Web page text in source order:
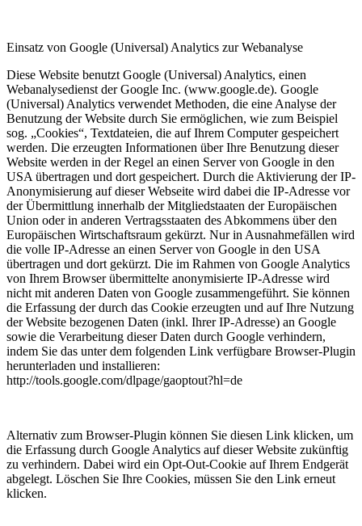
Einsatz von Google (Universal) Analytics zur Webanalyse
Diese Website benutzt Google (Universal) Analytics, einen
Webanalysedienst der Google Inc. (www.google.de). Google
(Universal) Analytics verwendet Methoden, die eine Analyse der
Benutzung der Website durch Sie ermöglichen, wie zum Beispiel
sog. „Cookies“, Textdateien, die auf Ihrem Computer gespeichert
werden. Die erzeugten Informationen über Ihre Benutzung dieser
Website werden in der Regel an einen Server von Google in den
USA übertragen und dort gespeichert. Durch die Aktivierung der IP-
Anonymisierung auf dieser Webseite wird dabei die IP-Adresse vor
der Übermittlung innerhalb der Mitgliedstaaten der Europäischen
Union oder in anderen Vertragsstaaten des Abkommens über den
Europäischen Wirtschaftsraum gekürzt. Nur in Ausnahmefällen wird
die volle IP-Adresse an einen Server von Google in den USA
übertragen und dort gekürzt. Die im Rahmen von Google Analytics
von Ihrem Browser übermittelte anonymisierte IP-Adresse wird
nicht mit anderen Daten von Google zusammengeführt. Sie können
die Erfassung der durch das Cookie erzeugten und auf Ihre Nutzung
der Website bezogenen Daten (inkl. Ihrer IP-Adresse) an Google
sowie die Verarbeitung dieser Daten durch Google verhindern,
indem Sie das unter dem folgenden Link verfügbare Browser-Plugin
herunterladen und installieren:
http://tools.google.com/dlpage/gaoptout?hl=de
Alternativ zum Browser-Plugin können Sie diesen Link klicken, um
die Erfassung durch Google Analytics auf dieser Website zukünftig
zu verhindern. Dabei wird ein Opt-Out-Cookie auf Ihrem Endgerät
abgelegt. Löschen Sie Ihre Cookies, müssen Sie den Link erneut
klicken.